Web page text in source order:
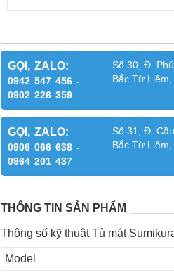
GỌI, ZALO:
0942 547 456 -
0902 226 359
Số 30, Đ.
Bắc Từ
GỌI, ZALO:
0906 066 638 -
0964 201 437
Số 31, Đ.
Bắc Từ
THÔNG TIN SẢN PHẨM
Thông số kỹ thuật Tủ mát
Model